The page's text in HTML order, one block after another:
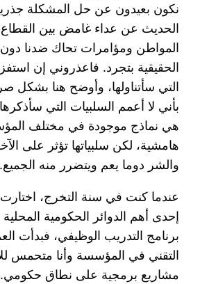
نكون بعيدون عن حل المشكلة
الحديث عن عداء غامض بين
المواطن ومؤامرات تحاك ضدنا
الحقيقية بتجرد. فاعذروني إن
التي سأتناولها، وأوضح هنا بشكل
بأني لا أعمم السلبيات التي
هي نماذج موجودة في مختلف
هامشية، لكن سلبياتها تؤثر على
والشر دوما يعم ويتضرر منه الجميع.
عندما كنت في سنة التخرج،
إحدى أهم الدوائر الحكومية
برنامج التدريب الوظيفي، فبدأت
التقني في المؤسسة وأنا متحمس
مشاريع برمجية على نطاق